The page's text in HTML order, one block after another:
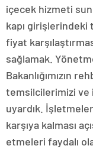
içecek hizmeti
kapı
fiyat
sağlamak.
Bakanlığımızın
temsilcilerimizi ve
uyardık.
karşıya kalması
etmeleri faydalı